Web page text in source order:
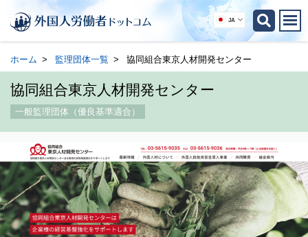
JA
ホーム 監理団体一覧 協同組合東京人材開発センター
協同組合東京人材開発センター
一般監理団体（優良基準適合）